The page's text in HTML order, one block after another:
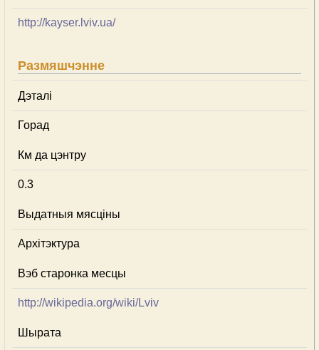
http://kayser.lviv.ua/
Размяшчэнне
Дэталі
Горад
Км да цэнтру
0.3
Выдатныя мясціны
Архітэктура
Вэб старонка месцы
http://wikipedia.org/wiki/Lviv
Шырата